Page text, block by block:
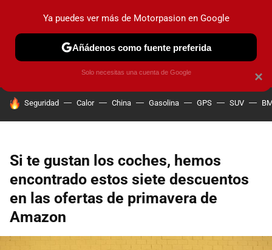
PRUEBAS COCHES ELÉCTRICOS OBSERVATORIO
HOY SE HABLA DE
Seguridad Calor China Gasolina GPS SUV
Si te gustan los coches, hemos
encontrado estos siete descuentos
en las ofertas de primavera de
Amazon
×
Ya puedes ver más de Motorpasion en Google
Añádenos como fuente preferida
Solo necesitas una cuenta de Google